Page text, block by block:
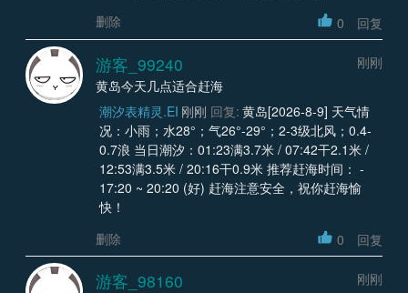
删除
0 回复
游客_99240
刚刚
黄岛今天几点适合赶海
潮汐表精灵.EI 刚刚 回复: 黄岛[2026-8-9] 天气情
况：小雨；水28°；气26°-29°；2-3级北风；0.4-
0.7浪 当日潮汐：01:23满3.7米 / 07:42干2.1米 /
12:53满3.5米 / 20:16干0.9米 推荐赶海时间： -
17:20 ~ 20:20 (好) 赶海注意安全，祝你赶海愉
快！
删除
0 回复
游客_98160
刚刚